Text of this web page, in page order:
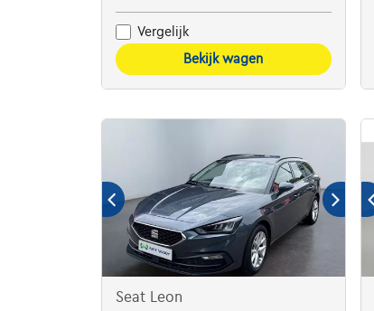
Vergelijk
Bekijk wagen
Seat Leon